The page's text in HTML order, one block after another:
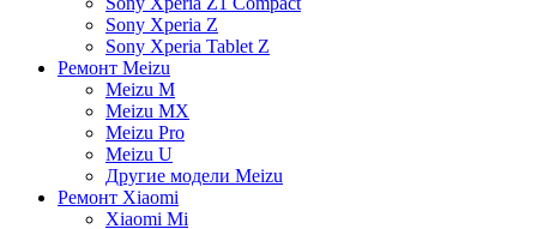
Sony Xperia Z
Sony Xperia Tablet Z
Ремонт Meizu
Meizu M
Meizu MX
Meizu Pro
Meizu U
Другие модели Meizu
Ремонт Xiaomi
Xiaomi Mi